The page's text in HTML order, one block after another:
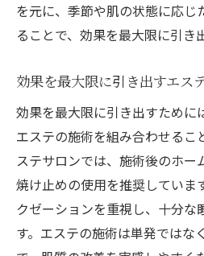
を元に、季節や肌の状態に応じ
ることで、効果を最大限に引き
効果を最大限に引き出すエス
効果を最大限に引き出すために
エステの施術を組み合わせるこ
ステサロンでは、施術後のホー
焼け止めの使用を推奨していま
クゼーションを重視し、十分な
す。エステの施術は単発ではな